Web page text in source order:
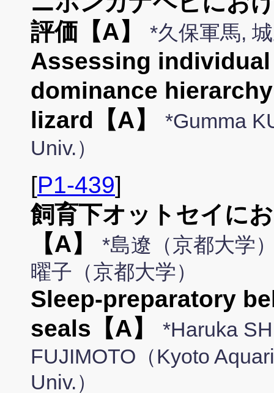
評価【A】
*久保軍馬,
Assessing
dominance
lizard【A】
*Gumma
Univ.）
[P1-439]
飼育下オットセイに
【A】
*島遼（京都大学
曜子（京都大学）
Sleep-preparatory
seals【A】
*Haruka
FUJIMOTO（Kyoto
Univ.）